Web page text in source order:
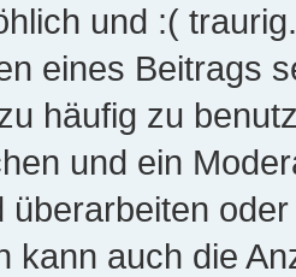
und :(
eines Beitrags
häufig zu
und ein
überarbeiten
kann auch die